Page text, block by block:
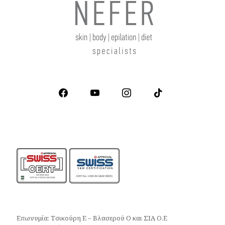
facebook youtube instagram tiktok
Επωνυμία: Τσικούρη Ε – Βλασερού Ο και ΣΙΑ Ο.Ε